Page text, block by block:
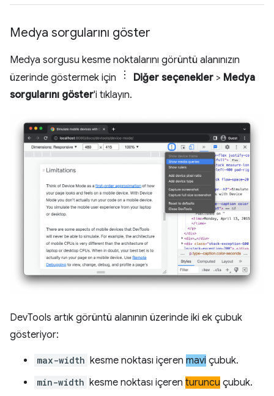
Medya sorgularını göster
Medya sorgusu kesme noktalarını görüntü alanınızın
üzerinde göstermek için
Diğer seçenekler > Medya
sorgularını göster'i tıklayın.
DevTools artık görüntü alanının üzerinde iki ek çubuk
gösteriyor:
max-width kesme noktası içeren mavi çubuk.
min-width kesme noktası içeren turuncu çubuk.